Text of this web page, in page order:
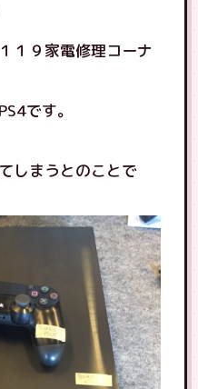
１９家電修理コーナ
です。
しまうとのことで